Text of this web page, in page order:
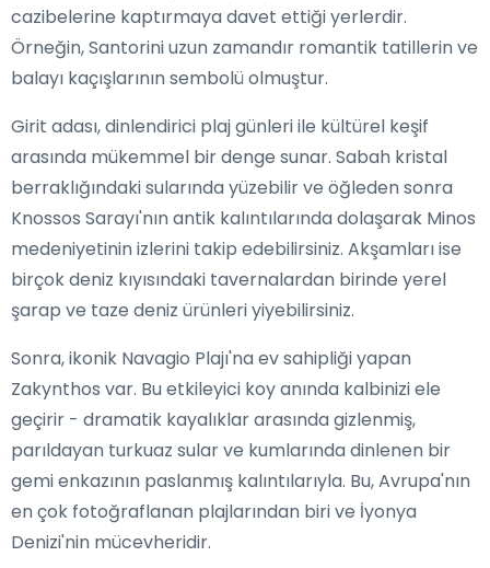
cazibelerine kaptırmaya davet ettiği yerlerdir.
Örneğin, Santorini uzun zamandır romantik tatillerin ve
balayı kaçışlarının sembolü olmuştur.
Girit adası, dinlendirici plaj günleri ile kültürel keşif
arasında mükemmel bir denge sunar. Sabah kristal
berraklığındaki sularında yüzebilir ve öğleden sonra
Knossos Sarayı'nın antik kalıntılarında dolaşarak Minos
medeniyetinin izlerini takip edebilirsiniz. Akşamları ise
birçok deniz kıyısındaki tavernalardan birinde yerel
şarap ve taze deniz ürünleri yiyebilirsiniz.
Sonra, ikonik Navagio Plajı'na ev sahipliği yapan
Zakynthos var. Bu etkileyici koy anında kalbinizi ele
geçirir - dramatik kayalıklar arasında gizlenmiş,
parıldayan turkuaz sular ve kumlarında dinlenen bir
gemi enkazının paslanmış kalıntılarıyla. Bu, Avrupa'nın
en çok fotoğraflanan plajlarından biri ve İyonya
Denizi'nin mücevheridir.